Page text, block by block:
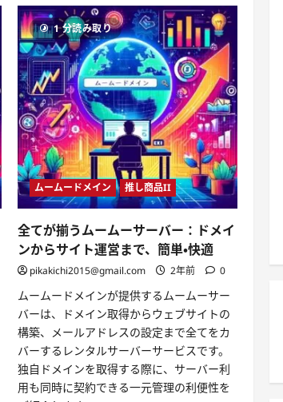
ー
ド
メ
イ
ン
と
ロ
リ
ポ
ッ
プ
で
ス
タ
ー
ト
し
よ
う！
「一
つ
の
ボ
タ
ン
で
始
ま
る、
あ
な
た
の
ウ
ェ
1 分読み取り
ムームードメイン 推し商品II
全てが揃うムームーサーバー：ドメイ
ンからサイト運営まで、簡単・快適
pikakichi2015@gmail.com 2年前 0
ムームードメインが提供するムームーサー
バーは、ドメイン取得からウェブサイトの
構築、メールアドレスの設定まで全てをカ
バーするレンタルサーバーサービスです。
独自ドメインを取得する際に、サーバー利
用も同時に契約できる一元管理の利便性を